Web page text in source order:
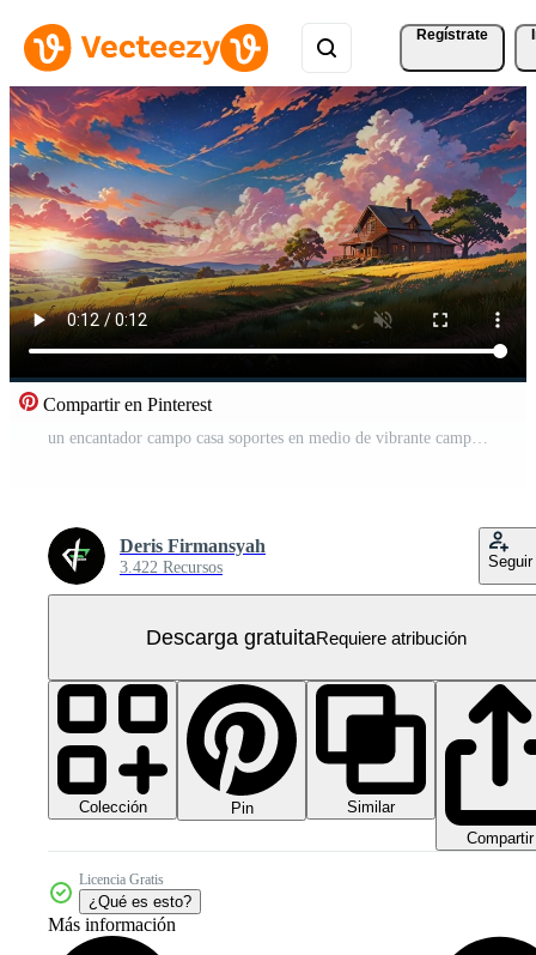
Regístrate
Compartir en Pinterest
un encantador campo casa soportes en medio de vibrante campos debajo un cielo lleno con dramático, vistoso nubes el escena es sereno, con laminación colinas y lozano verdor en el antecedentes Vídeo Gratis
Deris Firmansyah
3.422 Recursos Seguir
Descarga gratuitaRequiere atribución
Colección Pin
Similar
Compartir
Licencia Gratis
¿Qué es esto?
Más información